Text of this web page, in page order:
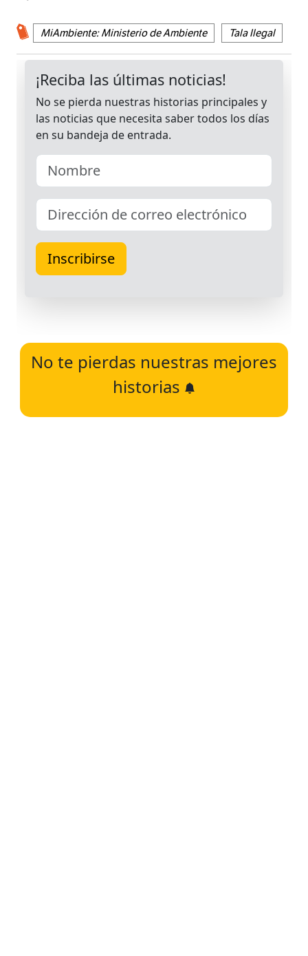
MiAmbiente: Ministerio de Ambiente Tala Ilegal
No te pierdas nuestras mejores
historias